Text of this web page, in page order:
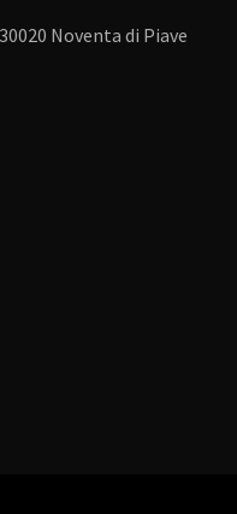
Noventa di Piave